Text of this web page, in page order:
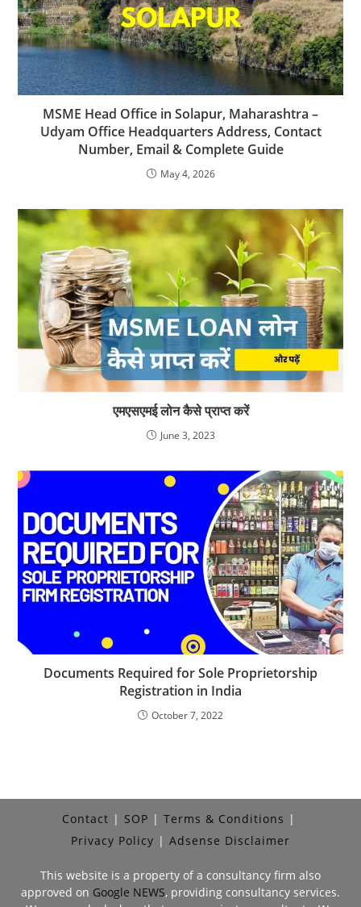
MSME Head Office in Solapur, Maharashtra –
Udyam Office Headquarters Address, Contact
Number, Email & Complete Guide
May 4, 2026
एमएसएमई लोन कैसे प्राप्त करें
June 3, 2023
Documents Required for Sole Proprietorship
Registration in India
October 7, 2022
Contact SOP
Terms & Conditions
Privacy Policy
Adsense Disclaimer
This website is a property of a consultancy firm also
approved on Google NEWS, providing consultancy services.